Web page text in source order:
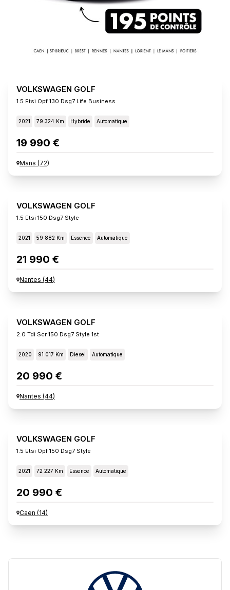
VOLKSWAGEN GOLF
1.5 Etsi Opf 130 Dsg7 Life Business
2021 79 324 Km Hybride Automatique
19 990 €
Mans (72)
VOLKSWAGEN GOLF
1.5 Etsi 150 Dsg7 Style
2021 59 882 Km Essence Automatique
21 990 €
Nantes (44)
VOLKSWAGEN GOLF
2.0 Tdi Scr 150 Dsg7 Style 1st
2020 91 017 Km Diesel Automatique
20 990 €
Nantes (44)
VOLKSWAGEN GOLF
1.5 Etsi Opf 150 Dsg7 Style
2021 72 227 Km Essence Automatique
20 990 €
Caen (14)